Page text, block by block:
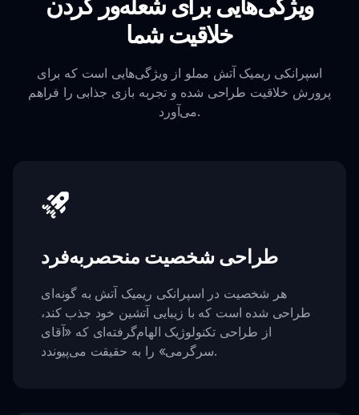
خلاقیت شما
اسپرانکی ریمیک آتش مملو از ویژگی‌هایی است که برای
پرورش خلاقیت طراحی شده و تجربه بازی جذابی را فراهم
می‌آورد.
طراحی شخصیت منحصربه‌فرد
هر شخصیت در اسپرانکی ریمیک آتش به گونه‌ای
طراحی شده است که با زیبایی آتشین خود جذب کند،
از طراحی تکنولوژیک الهام‌گرفته‌ای که «آقای
سرگرمی» را به حقیقت می‌پیوندد.